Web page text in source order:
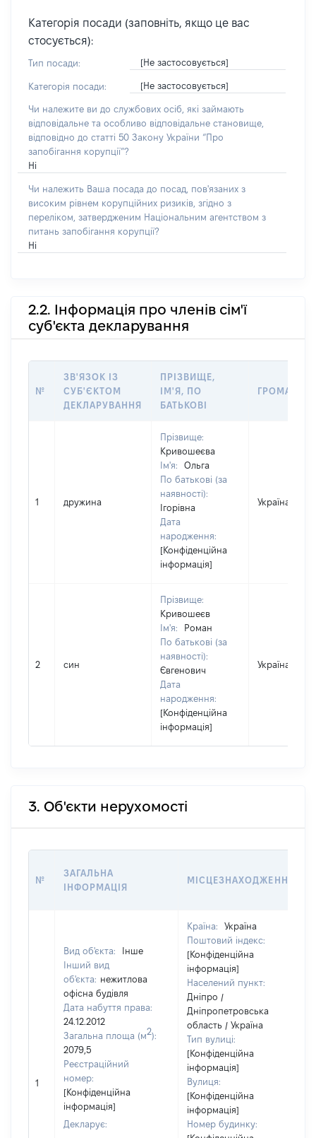
Категорія посади (заповніть, якщо це вас
стосується):
Тип посади: [Не застосовується]
Категорія посади: [Не застосовується]
Чи належите ви до службових осіб, які займають
відповідальне та особливо відповідальне становище,
відповідно до статті 50 Закону України “Про
запобігання корупції”?
Ні
Чи належить Ваша посада до посад, пов'язаних з
високим рівнем корупційних ризиків, згідно з
переліком, затвердженим Національним агентством з
питань запобігання корупції?
Ні
2.2. Інформація про членів сім'ї
суб'єкта декларування
№
ЗВ'ЯЗОК ІЗ
СУБ'ЄКТОМ
ДЕКЛАРУВАННЯ
ПРІЗВИЩЕ,
ІМ'Я, ПО
БАТЬКОВІ
1 дружина
Прізвище:
Кривошеєва
Ім'я:
Ольга
По батькові (за
наявності):
Ігорівна
Дата
народження:
[Конфіденційна
інформація]
Україна
2 син
Прізвище:
Кривошеєв
Ім'я:
Роман
По батькові (за
наявності):
Євгенович
Дата
народження:
[Конфіденційна
інформація]
Україна
3. Об'єкти нерухомості
№
ЗАГАЛЬНА
ІНФОРМАЦІЯ
МІСЦЕЗНАХОДЖЕННЯ
1
Вид об'єкта:
Інше
Інший вид
об'єкта: нежитлова
офісна будівля
Дата набуття права:
24.12.2012
Загальна площа (м2):
2079,5
Реєстраційний
номер:
[Конфіденційна
інформація]
Декларує:
Країна:
Україна
Поштовий індекс:
[Конфіденційна
інформація]
Населений пункт:
Дніпро /
Дніпропетровська
область / Україна
Тип вулиці:
[Конфіденційна
інформація]
Вулиця:
[Конфіденційна
інформація]
Номер будинку: